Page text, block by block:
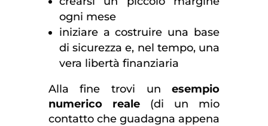
ogni mese
iniziare a costruire una base
di sicurezza e, nel tempo, una
vera libertà finanziaria
Alla fine trovi unesempio
numerico reale(di un mio
contatto che guadagna appena